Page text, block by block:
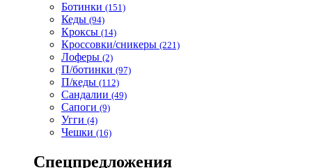
Ботинки (151)
Кеды (94)
Кроксы (14)
Кроссовки/сникеры (221)
Лоферы (2)
П/ботинки (97)
П/кеды (112)
Сандалии (49)
Сапоги (9)
Угги (4)
Чешки (16)
Спецпредложения